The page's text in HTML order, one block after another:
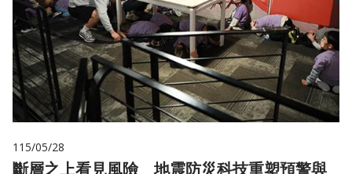
115/05/28
斷層之上看見風險 地震防災科技重塑預警與